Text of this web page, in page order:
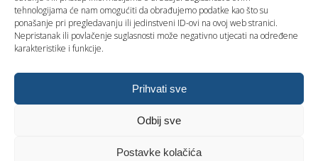
tehnologijama će nam omogućiti da obrađujemo podatke kao što su
ponašanje pri pregledavanju ili jedinstveni ID-ovi na ovoj web stranici.
Nepristanak ili povlačenje suglasnosti može negativno utjecati na određene
karakteristike i funkcije.
Prihvati sve
Odbij sve
Postavke kolačića
Rekreacijski bazen 9:00 to 20:00
Copyright 2026 Termalna rivijera Sarajevo. Sva prava
pridržana